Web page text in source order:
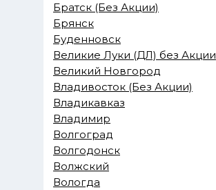
Братск (Без Акции)
Брянск
Буденновск
Великие Луки (ДЛ) без Акции
Великий Новгород
Владивосток (Без Акции)
Владикавказ
Владимир
Волгоград
Волгодонск
Волжский
Вологда